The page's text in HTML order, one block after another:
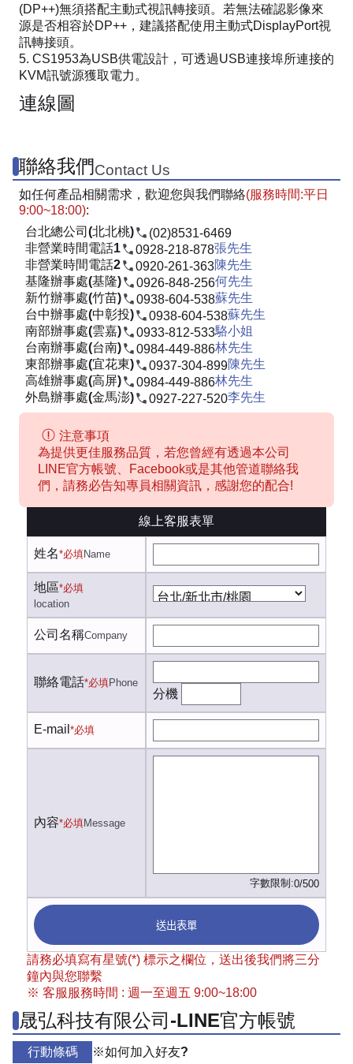
(DP++)無須搭配主動式視訊轉接頭。若無法確認影像來
源是否相容於DP++，建議搭配使用主動式DisplayPort視
訊轉接頭。
CS1953為USB供電設計，可透過USB連接埠所連接的
KVM訊號源獲取電力。
連線圖
聯絡我們Contact Us
如任何產品相關需求，歡迎您與我們聯絡(服務時間:平日
9:00~18:00):
台北總公司(北北桃)
(02)8531-6469
非營業時間電話1
0928-218-878張先生
非營業時間電話2
0920-261-363陳先生
基隆辦事處(基隆)
0926-848-256何先生
新竹辦事處(竹苗)
0938-604-538蘇先生
台中辦事處(中彰投)
0938-604-538蘇先生
南部辦事處(雲嘉)
0933-812-533駱小姐
台南辦事處(台南)
0984-449-886林先生
東部辦事處(宜花東)
0937-304-899陳先生
高雄辦事處(高屏)
0984-449-886林先生
外島辦事處(金馬澎)
0927-227-520李先生
注意事項
為提供更佳服務品質，若您曾經有透過本公司
LINE官方帳號、Facebook或是其他管道聯絡我
們，請務必告知專員相關資訊，感謝您的配合!
線上客服表單
姓名*必填Name
地區*必填
location
公司名稱Company
聯絡電話*必填Phone
分機
E-mail *必填
內容*必填Message
字數限制:0/500
送出表單
請務必填寫有星號(*) 標示之欄位，送出後我們將三分
鐘內與您聯繫
※ 客服服務時間 : 週一至週五 9:00~18:00
晟弘科技有限公司-LINE官方帳號
行動條碼
※如何加入好友?